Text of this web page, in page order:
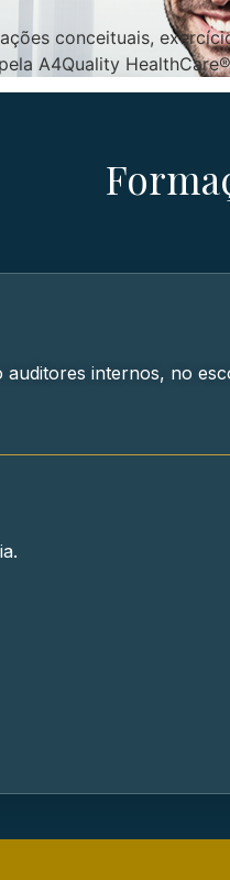
conceituais,
A4Quality
internos, no